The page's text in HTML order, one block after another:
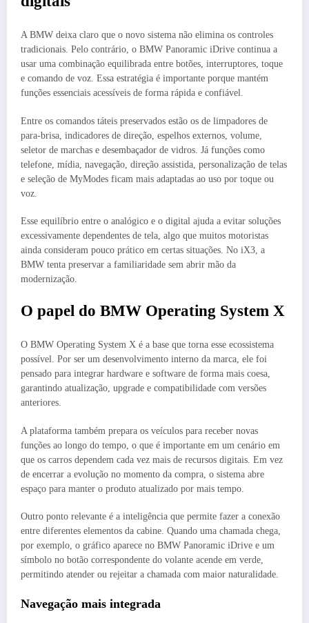
A BMW deixa claro que o novo sistema não elimina os controles
tradicionais. Pelo contrário, o BMW Panoramic iDrive continua a
usar uma combinação equilibrada entre botões, interruptores, toque
e comando de voz. Essa estratégia é importante porque mantém
funções essenciais acessíveis de forma rápida e confiável.
Entre os comandos táteis preservados estão os de limpadores de
para-brisa, indicadores de direção, espelhos externos, volume,
seletor de marchas e desembaçador de vidros. Já funções como
telefone, mídia, navegação, direção assistida, personalização de telas
e seleção de MyModes ficam mais adaptadas ao uso por toque ou
voz.
Esse equilíbrio entre o analógico e o digital ajuda a evitar soluções
excessivamente dependentes de tela, algo que muitos motoristas
ainda consideram pouco prático em certas situações. No iX3, a
BMW tenta preservar a familiaridade sem abrir mão da
modernização.
O papel do BMW Operating System X
O BMW Operating System X é a base que torna esse ecossistema
possível. Por ser um desenvolvimento interno da marca, ele foi
pensado para integrar hardware e software de forma mais coesa,
garantindo atualização, upgrade e compatibilidade com versões
anteriores.
A plataforma também prepara os veículos para receber novas
funções ao longo do tempo, o que é importante em um cenário em
que os carros dependem cada vez mais de recursos digitais. Em vez
de encerrar a evolução no momento da compra, o sistema abre
espaço para manter o produto atualizado por mais tempo.
Outro ponto relevante é a inteligência que permite fazer a conexão
entre diferentes elementos da cabine. Quando uma chamada chega,
por exemplo, o gráfico aparece no BMW Panoramic iDrive e um
símbolo no botão correspondente do volante acende em verde,
permitindo atender ou rejeitar a chamada com maior naturalidade.
Navegação mais integrada